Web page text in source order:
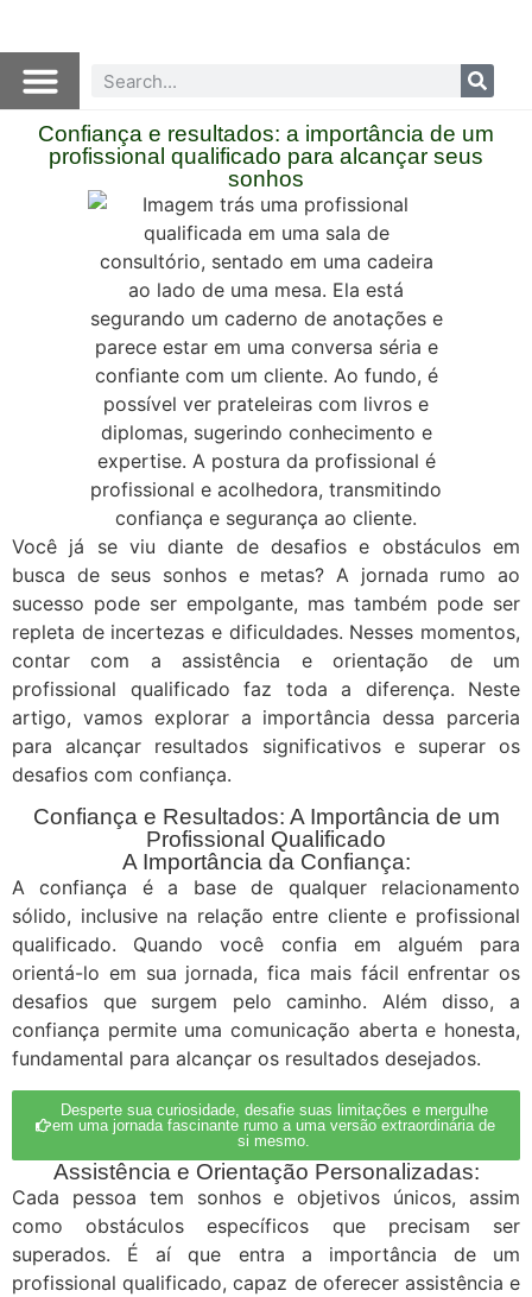
Confiança e resultados: a importância de um
profissional qualificado para alcançar seus
sonhos
Você já se viu diante de desafios e obstáculos em
busca de seus sonhos e metas? A jornada rumo ao
sucesso pode ser empolgante, mas também pode ser
repleta de incertezas e dificuldades. Nesses momentos,
contar com a assistência e orientação de um
profissional qualificado faz toda a diferença. Neste
artigo, vamos explorar a importância dessa parceria
para alcançar resultados significativos e superar os
desafios com confiança.
Confiança e Resultados: A Importância de um
Profissional Qualificado
A Importância da Confiança:
A confiança é a base de qualquer relacionamento
sólido, inclusive na relação entre cliente e profissional
qualificado. Quando você confia em alguém para
orientá-lo em sua jornada, fica mais fácil enfrentar os
desafios que surgem pelo caminho. Além disso, a
confiança permite uma comunicação aberta e honesta,
fundamental para alcançar os resultados desejados.
Desperte sua curiosidade, desafie suas limitações e mergulhe
em uma jornada fascinante rumo a uma versão extraordinária de
si mesmo.
Assistência e Orientação Personalizadas:
Cada pessoa tem sonhos e objetivos únicos, assim
como obstáculos específicos que precisam ser
superados. É aí que entra a importância de um
profissional qualificado, capaz de oferecer assistência e